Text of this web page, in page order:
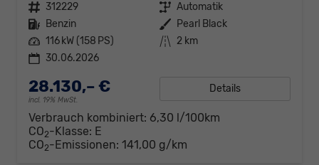
Fahrzeugnr. 312229 Getriebe Automatik
Kraftstoff Benzin Außenfarbe Pearl Black
Leistung 116 kW (158 PS) Kilometerstand 2 km
30.06.2026
28.130,– €
incl. 19% MwSt.
Details
Verbrauch kombiniert: 6,30 l/100km
CO2-Klasse: E
CO2-Emissionen: 141,00 g/km